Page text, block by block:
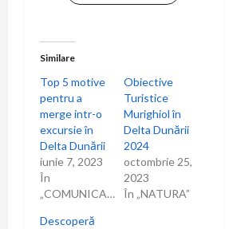
Similare
Top 5 motive
pentru a
merge intr-o
excursie în
Delta Dunării
iunie 7, 2023
În
„COMUNICARE”
Obiective
Turistice
Murighiol în
Delta Dunării
2024
octombrie 25,
2023
În „NATURA”
Descoperă